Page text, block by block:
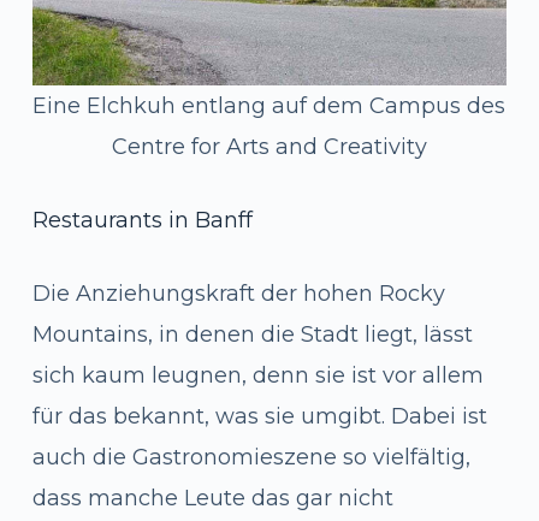
Eine Elchkuh entlang auf dem Campus des
Centre for Arts and Creativity
Restaurants in Banff
Die Anziehungskraft der hohen Rocky
Mountains, in denen die Stadt liegt, lässt
sich kaum leugnen, denn sie ist vor allem
für das bekannt, was sie umgibt. Dabei ist
auch die Gastronomieszene so vielfältig,
dass manche Leute das gar nicht